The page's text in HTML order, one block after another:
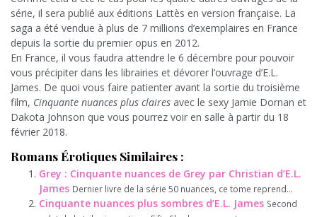
série, il sera publié aux éditions Lattès en version française. La
saga a été vendue à plus de 7 millions d’exemplaires en France
depuis la sortie du premier opus en 2012.
En France, il vous faudra attendre le 6 décembre pour pouvoir
vous précipiter dans les librairies et dévorer l’ouvrage d’E.L.
James. De quoi vous faire patienter avant la sortie du troisième
film, Cinquante nuances plus claires avec le sexy Jamie Dornan et
Dakota Johnson que vous pourrez voir en salle à partir du 18
février 2018.
Romans Érotiques Similaires :
Grey : Cinquante nuances de Grey par Christian d’E.L.
James Dernier livre de la série 50 nuances, ce tome reprend...
Cinquante nuances plus sombres d’E.L. James Second